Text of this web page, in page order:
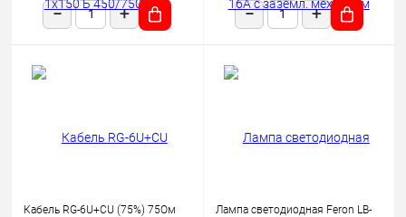
Кабель RG-6U+CU (75%) 75Ом
Лампа светодиодная Feron LB-